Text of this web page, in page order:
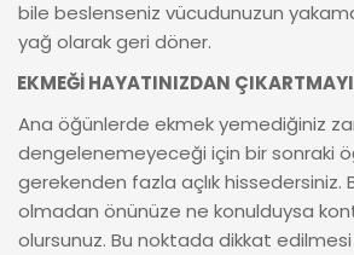
bile beslenseniz vücudunuzun
yağ olarak geri döner.
EKMEĞİ HAYATINIZDAN
Ana öğünlerde ekmek yemediğiniz
dengelenemeyeceği için bir sonraki
gerekenden fazla açlık hissedersiniz.
olmadan önünüze ne konulduysa
olursunuz. Bu noktada dikkat